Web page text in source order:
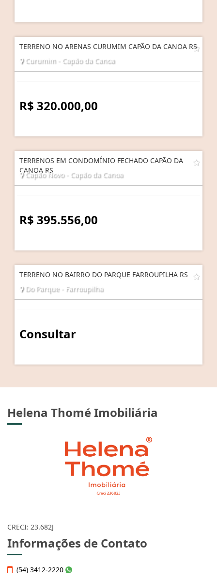
TERRENO NO ARENAS CURUMIM CAPÃO DA CANOA RS
Curumim - Capão da Canoa
R$ 320.000,00
TERRENOS EM CONDOMÍNIO FECHADO CAPÃO DA
CANOA RS
Capão Novo - Capão da Canoa
R$ 395.556,00
TERRENO NO BAIRRO DO PARQUE FARROUPILHA RS
Do Parque - Farroupilha
Consultar
Helena Thomé Imobiliária
CRECI: 23.682J
Informações de Contato
(54) 3412-2220